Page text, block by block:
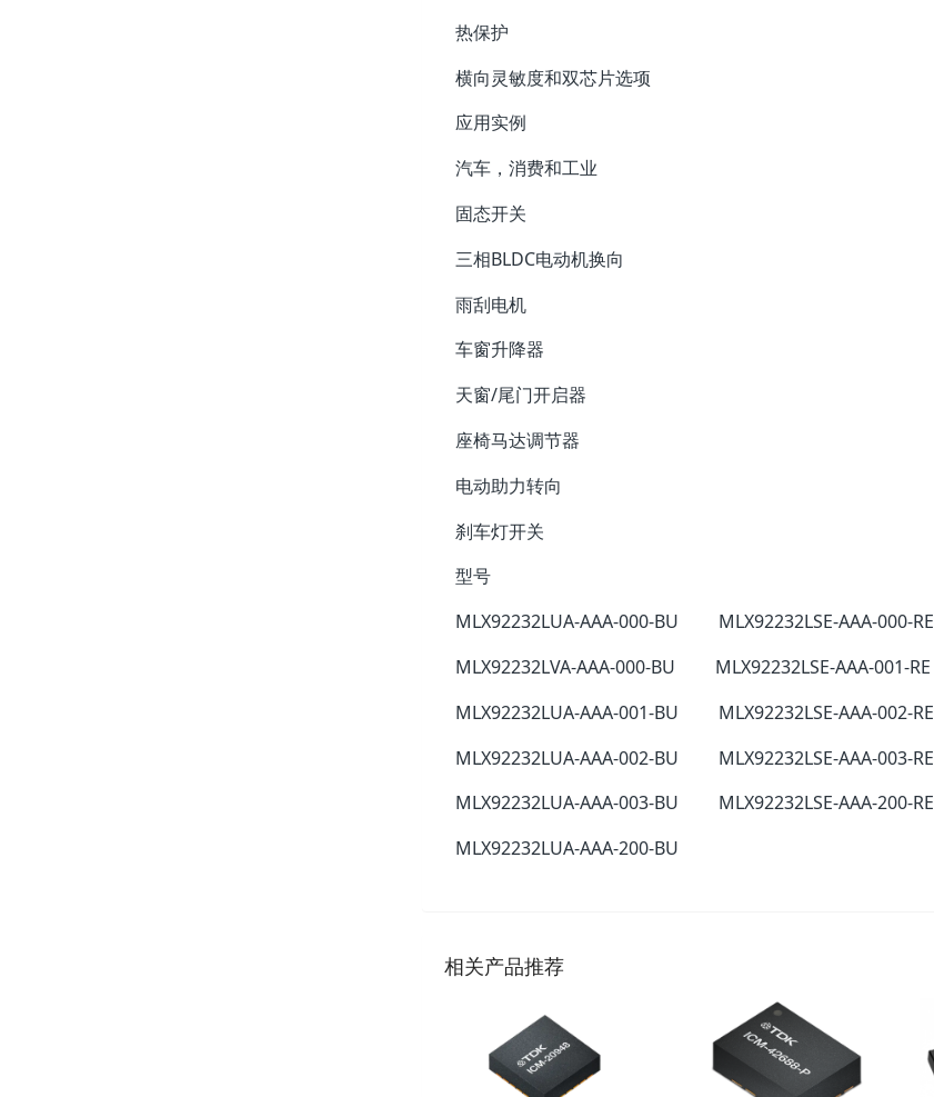
热保护
横向灵敏度和双芯片选项
应用实例
汽车，消费和工业
固态开关
三相BLDC电动机换向
雨刮电机
车窗升降器
天窗/尾门开启器
座椅马达调节器
电动助力转向
刹车灯开关
型号
MLX92232LUA-AAA-000-BU MLX92232LSE-AAA-000-RE
MLX92232LVA-AAA-000-BU MLX92232LSE-AAA-001-RE
MLX92232LUA-AAA-001-BU MLX92232LSE-AAA-002-RE
MLX92232LUA-AAA-002-BU MLX92232LSE-AAA-003-RE
MLX92232LUA-AAA-003-BU MLX92232LSE-AAA-200-RE
MLX92232LUA-AAA-200-BU
相关产品推荐